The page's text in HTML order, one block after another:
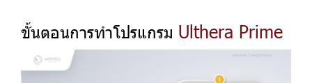
ขั้นตอนการทำโปรแกรม Ulthera Prime